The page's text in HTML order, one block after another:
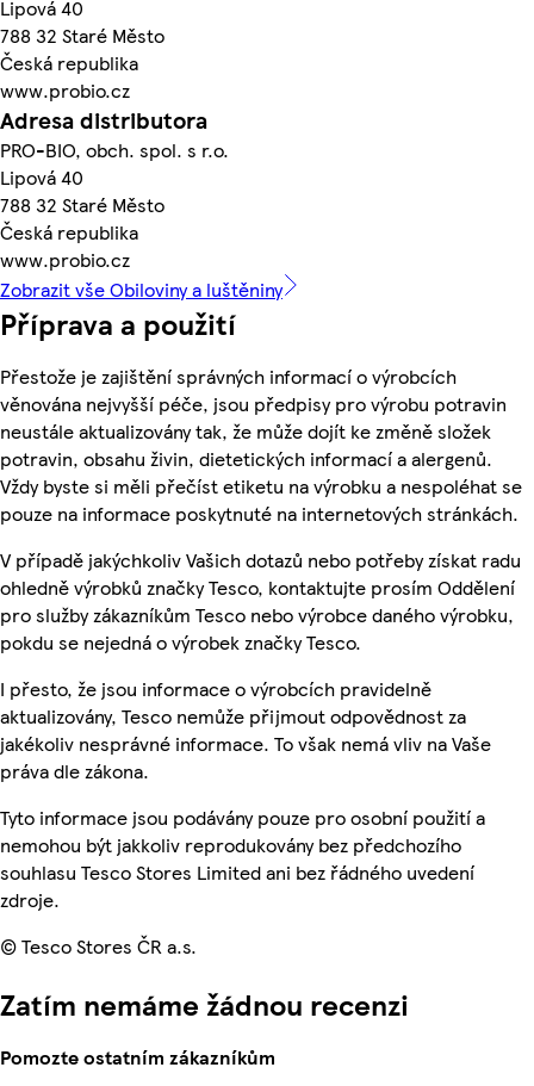
Lipová 40
788 32 Staré Město
Česká republika
www.probio.cz
Adresa distributora
PRO-BIO, obch. spol. s r.o.
Lipová 40
788 32 Staré Město
Česká republika
www.probio.cz
Zobrazit vše Obiloviny a luštěniny
Příprava a použití
Přestože je zajištění správných informací o výrobcích
věnována nejvyšší péče, jsou předpisy pro výrobu potravin
neustále aktualizovány tak, že může dojít ke změně složek
potravin, obsahu živin, dietetických informací a alergenů.
Vždy byste si měli přečíst etiketu na výrobku a nespoléhat se
pouze na informace poskytnuté na internetových stránkách.
V případě jakýchkoliv Vašich dotazů nebo potřeby získat radu
ohledně výrobků značky Tesco, kontaktujte prosím Oddělení
pro služby zákazníkům Tesco nebo výrobce daného výrobku,
pokdu se nejedná o výrobek značky Tesco.
I přesto, že jsou informace o výrobcích pravidelně
aktualizovány, Tesco nemůže přijmout odpovědnost za
jakékoliv nesprávné informace. To však nemá vliv na Vaše
práva dle zákona.
Tyto informace jsou podávány pouze pro osobní použití a
nemohou být jakkoliv reprodukovány bez předchozího
souhlasu Tesco Stores Limited ani bez řádného uvedení
zdroje.
© Tesco Stores ČR a.s.
Zatím nemáme žádnou recenzi
Pomozte ostatním zákazníkům